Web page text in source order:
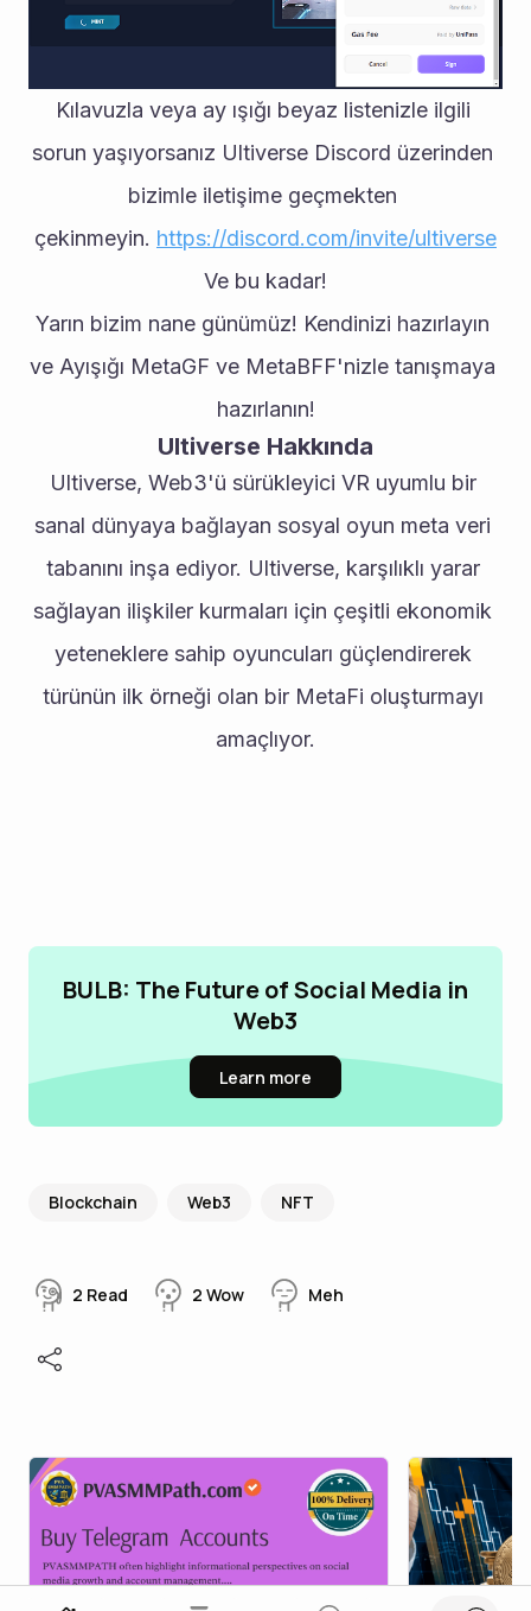
Kılavuzla veya ay ışığı beyaz listenizle ilgili
sorun yaşıyorsanız Ultiverse Discord üzerinden
bizimle iletişime geçmekten
çekinmeyin. https://discord.com/invite/ultiverse
Ve bu kadar!
Yarın bizim nane günümüz! Kendinizi hazırlayın
ve Ayışığı MetaGF ve MetaBFF'nizle tanışmaya
hazırlanın!
Ultiverse Hakkında
Ultiverse, Web3'ü sürükleyici VR uyumlu bir
sanal dünyaya bağlayan sosyal oyun meta veri
tabanını inşa ediyor. Ultiverse, karşılıklı yarar
sağlayan ilişkiler kurmaları için çeşitli ekonomik
yeteneklere sahip oyuncuları güçlendirerek
türünün ilk örneği olan bir MetaFi oluşturmayı
amaçlıyor.
BULB: The Future of Social Media in
Web3
Learn more
Blockchain Web3 NFT
2 Read 2 Wow Meh